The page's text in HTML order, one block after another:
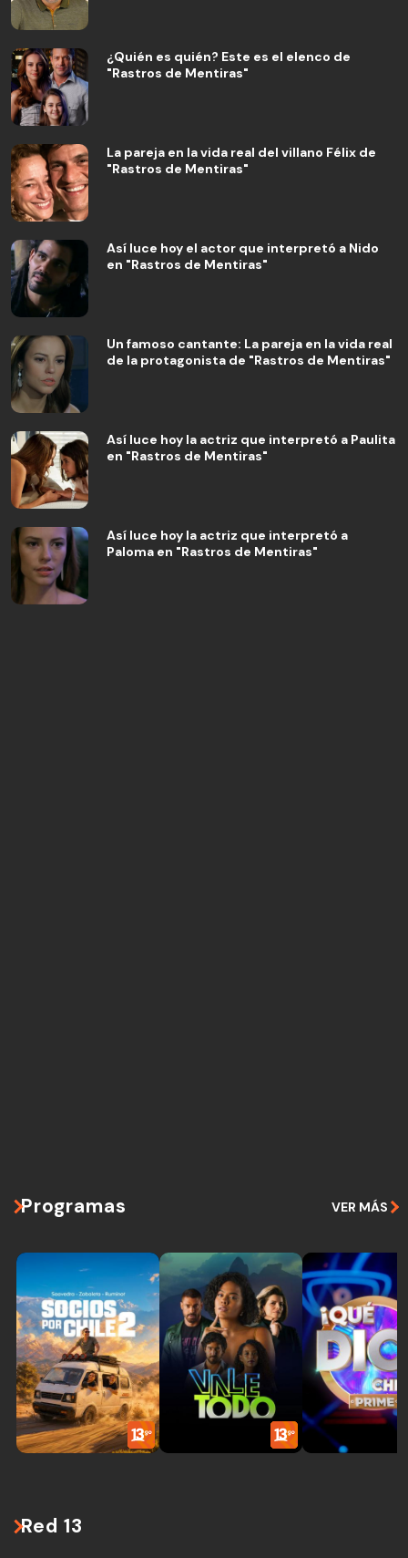
¿Quién es quién? Este es el elenco de
"Rastros de Mentiras"
La pareja en la vida real del villano Félix de
"Rastros de Mentiras"
Así luce hoy el actor que interpretó a Nido
en "Rastros de Mentiras"
Un famoso cantante: La pareja en la vida real
de la protagonista de "Rastros de Mentiras"
Así luce hoy la actriz que interpretó a Paulita
en "Rastros de Mentiras"
Así luce hoy la actriz que interpretó a
Paloma en "Rastros de Mentiras"
Programas VER MÁS
Red 13